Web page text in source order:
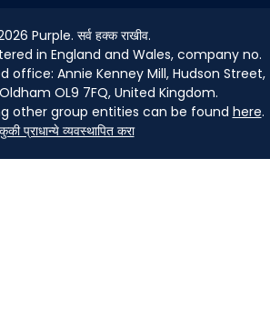
Purple. सर्व हक्क राखीव.
in England and Wales, company no.
office: Annie Kenney Mill, Hudson Street,
OL9 7FQ, United Kingdom.
other group entities can be found here.
कुकी प्राधान्ये व्यवस्थापित करा